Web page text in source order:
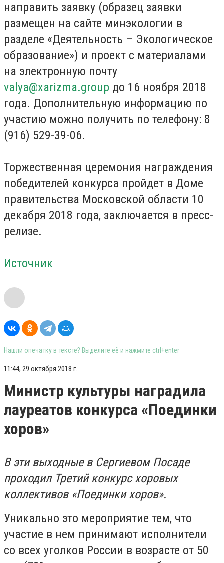
направить заявку (образец заявки
размещен на сайте минэкологии в
разделе «Деятельность – Экологическое
образование») и проект с материалами
на электронную почту
valya@xarizma.group до 16 ноября 2018
года. Дополнительную информацию по
участию можно получить по телефону: 8
(916) 529-39-06.
Торжественная церемония награждения
победителей конкурса пройдет в Доме
правительства Московской области 10
декабря 2018 года, заключается в пресс-
релизе.
Источник
Нашли опечатку в тексте? Выделите её и нажмите ctrl+enter
11:44, 29 октября 2018 г.
Министр культуры наградила
лауреатов конкурса «Поединки
хоров»
В эти выходные в Сергиевом Посаде
проходил Третий конкурс хоровых
коллективов «Поединки хоров».
Уникально это мероприятие тем, что
участие в нем принимают исполнители
со всех уголков России в возрасте от 50